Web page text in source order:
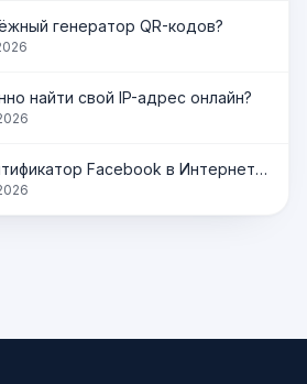
генератор QR-кодов?
найти свой IP-адрес онлайн?
Найти идентификатор Facebook в Интернете | Получить идентификатор профиля, страницы и группы мгновенно